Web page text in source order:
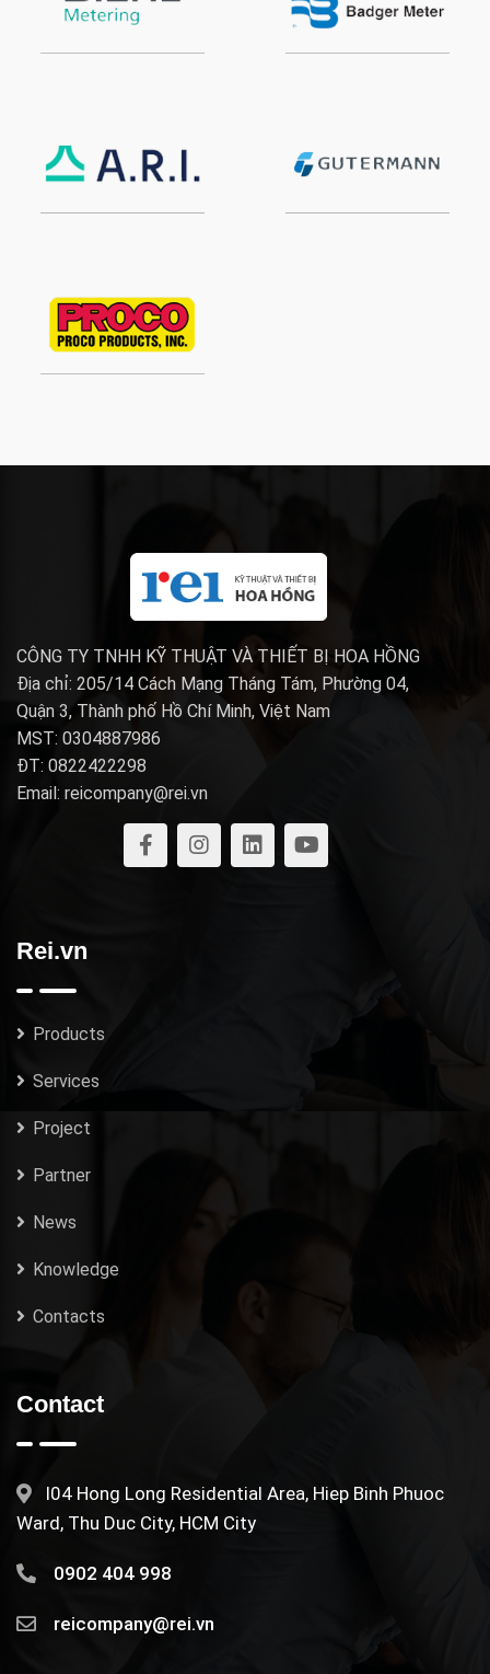
CÔNG TY TNHH KỸ THUẬT VÀ THIẾT BỊ HOA HỒNG
Địa chỉ: 205/14 Cách Mạng Tháng Tám, Phường 04,
Quận 3, Thành phố Hồ Chí Minh, Việt Nam
MST: 0304887986
ĐT: 0822422298
Email: reicompany@rei.vn
Rei.vn
Products
Services
Project
Partner
News
Knowledge
Contacts
Contact
I04 Hong Long Residential Area, Hiep Binh Phuoc
Ward, Thu Duc City, HCM City
0902 404 998
reicompany@rei.vn